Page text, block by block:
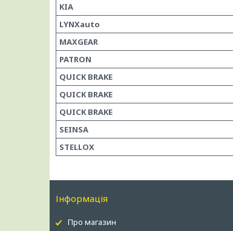
KIA
LYNXauto
MAXGEAR
PATRON
QUICK BRAKE
QUICK BRAKE
QUICK BRAKE
SEINSA
STELLOX
Інформація
Про магазин